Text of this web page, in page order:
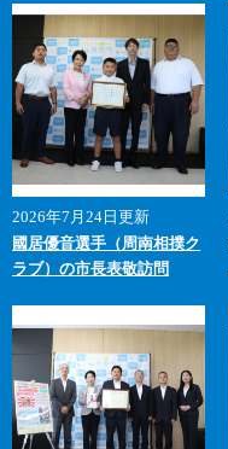
2026年7月24日更新
國居優音選手（周南相撲ク
ラブ）の市長表敬訪問